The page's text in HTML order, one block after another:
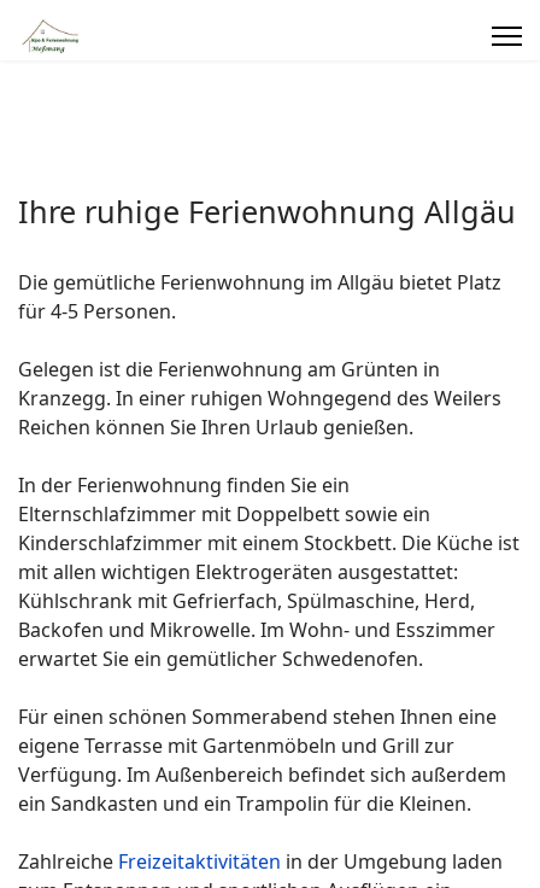
Ihre ruhige Ferienwohnung Allgäu
Die gemütliche Ferienwohnung im Allgäu bietet Platz
für 4-5 Personen.
Gelegen ist die Ferienwohnung am Grünten in
Kranzegg. In einer ruhigen Wohngegend des Weilers
Reichen können Sie Ihren Urlaub genießen.
In der Ferienwohnung finden Sie ein
Elternschlafzimmer mit Doppelbett sowie ein
Kinderschlafzimmer mit einem Stockbett. Die Küche ist
mit allen wichtigen Elektrogeräten ausgestattet:
Kühlschrank mit Gefrierfach, Spülmaschine, Herd,
Backofen und Mikrowelle. Im Wohn- und Esszimmer
erwartet Sie ein gemütlicher Schwedenofen.
Für einen schönen Sommerabend stehen Ihnen eine
eigene Terrasse mit Gartenmöbeln und Grill zur
Verfügung. Im Außenbereich befindet sich außerdem
ein Sandkasten und ein Trampolin für die Kleinen.
Zahlreiche Freizeitaktivitäten in der Umgebung laden